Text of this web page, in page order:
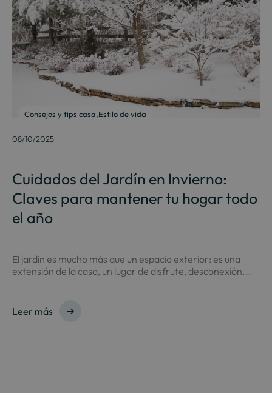
Consejos y tips casa,Estilo de vida
08/10/2025
Cuidados del Jardín en Invierno:
Claves para mantener tu hogar todo
el año
El jardín es mucho más que un espacio exterior: es una
extensión de la casa, un lugar de disfrute, desconexión...
Leer más